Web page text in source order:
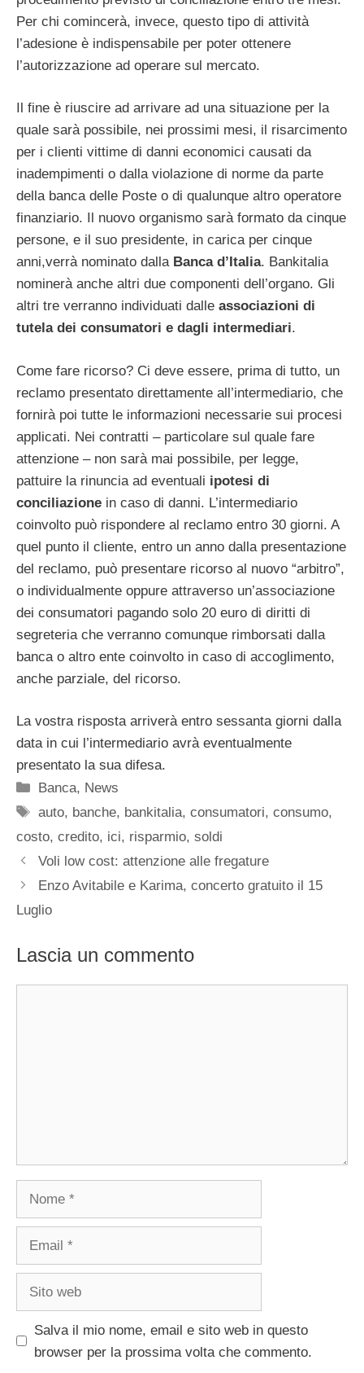
Per chi comincerà, invece, questo tipo di attività
l’adesione è indispensabile per poter ottenere
l’autorizzazione ad operare sul mercato.
Il fine è riuscire ad arrivare ad una situazione per la
quale sarà possibile, nei prossimi mesi, il risarcimento
per i clienti vittime di danni economici causati da
inadempimenti o dalla violazione di norme da parte
della banca delle Poste o di qualunque altro operatore
finanziario. Il nuovo organismo sarà formato da cinque
persone, e il suo presidente, in carica per cinque
anni,verrà nominato dalla Banca d’Italia. Bankitalia
nominerà anche altri due componenti dell’organo. Gli
altri tre verranno individuati dalle associazioni di
tutela dei consumatori e dagli intermediari.
Come fare ricorso? Ci deve essere, prima di tutto, un
reclamo presentato direttamente all’intermediario, che
fornirà poi tutte le informazioni necessarie sui procesi
applicati. Nei contratti – particolare sul quale fare
attenzione – non sarà mai possibile, per legge,
pattuire la rinuncia ad eventuali ipotesi di
conciliazione in caso di danni. L’intermediario
coinvolto può rispondere al reclamo entro 30 giorni. A
quel punto il cliente, entro un anno dalla presentazione
del reclamo, può presentare ricorso al nuovo “arbitro”,
o individualmente oppure attraverso un’associazione
dei consumatori pagando solo 20 euro di diritti di
segreteria che verranno comunque rimborsati dalla
banca o altro ente coinvolto in caso di accoglimento,
anche parziale, del ricorso.
La vostra risposta arriverà entro sessanta giorni dalla
data in cui l’intermediario avrà eventualmente
presentato la sua difesa.
Categorie
Banca, News
Tag
auto, banche, bankitalia,consumatori,consumo,
costo, credito, ici, risparmio, soldi
Voli low cost: attenzione alle fregature
Enzo Avitabile e Karima, concerto gratuito il 15
Luglio
Lascia un commento
Salva il mio nome, email e sito web in questo
browser per la prossima volta che commento.